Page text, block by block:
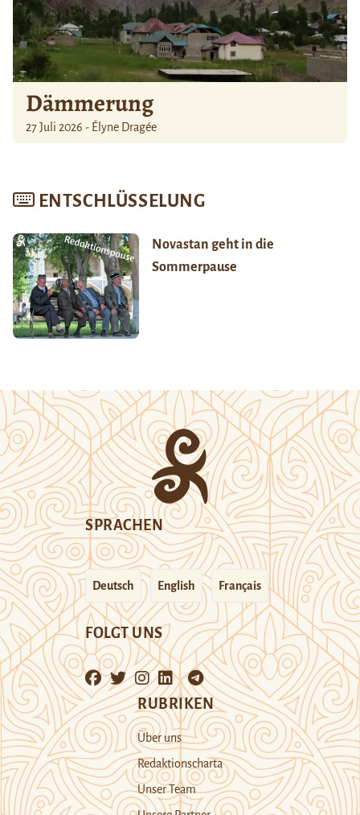
Dämmerung
27 Juli 2026 - Élyne Dragée
ENTSCHLÜSSELUNG
Novastan geht in die
Sommerpause
SPRACHEN
Deutsch English Français
FOLGT UNS
RUBRIKEN
Über uns
Redaktionscharta
Unser Team